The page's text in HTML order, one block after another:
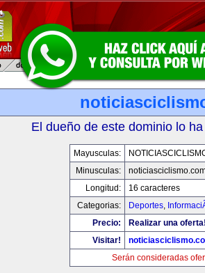
El dueño de este dominio lo
Mayusculas:
Minusculas:
Longitud:
16 caracteres
Categorias:
Deportes,
Precio:
Realizar una
Visitar!
Serán consideradas